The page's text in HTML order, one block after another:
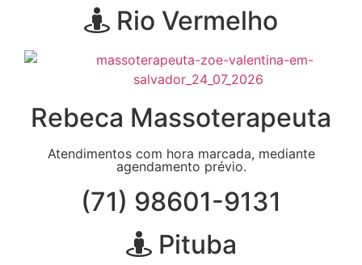
Rio Vermelho
Rebeca Massoterapeuta
Atendimentos com hora marcada, mediante
agendamento prévio.
(71) 98601-9131
Pituba